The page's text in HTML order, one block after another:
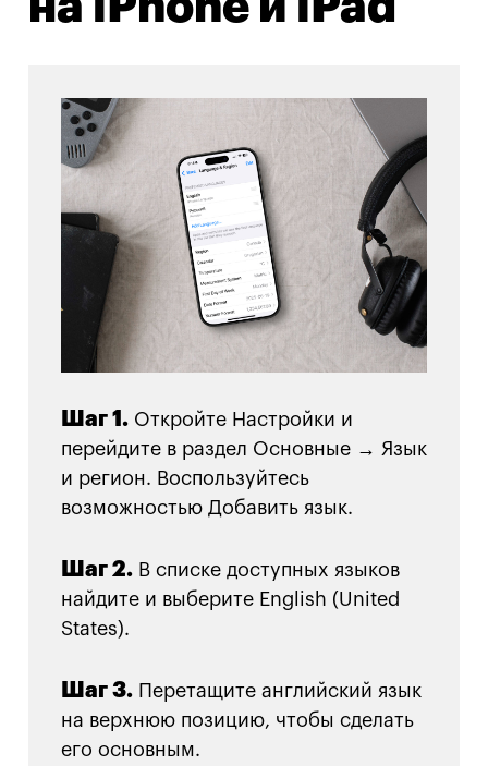
Шаг 1. Откройте Настройки и
перейдите в раздел Основные → Язык
и регион. Воспользуйтесь
возможностью Добавить язык.
Шаг 2. В списке доступных языков
найдите и выберите English (United
States).
Шаг 3. Перетащите английский язык
на верхнюю позицию, чтобы сделать
его основным.